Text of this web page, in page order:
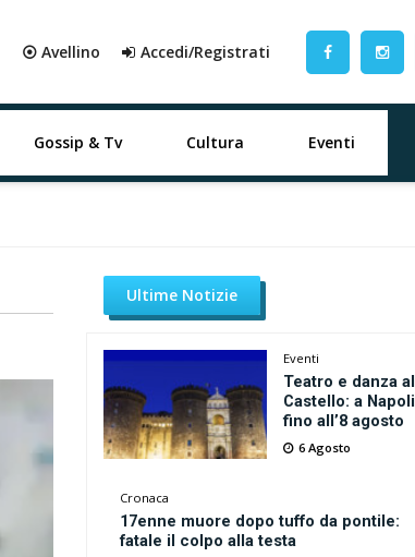
⦿ Avellino Accedi/Registrati
Gossip & Tv Cultura Eventi
Ultime Notizie
Eventi
Teatro e danza al
Castello: a Napoli
fino all’8 agosto
6 Agosto
Cronaca
17enne muore dopo tuffo da pontile:
fatale il colpo alla testa